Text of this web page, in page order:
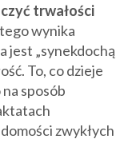
trwałości
wynika
jest „synekdochą
To, co dzieje
sposób
zwykłych